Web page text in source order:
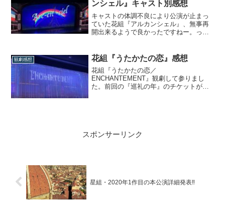
う作品を一言で表すならば、「青春」と
いう表現意外...
ンシェル』キャスト別感想
キャストの体調不良により公演が止まっ
ていた花組『アルカンシェル』、無事再
開出来るようで良かったですねー。って
感想主人公・マルセル役の柚香光。彼女
を見るといつだって「今が一番美しい」
と思ってしまうのですが、今回もまさに
「今が一番美...
観劇感想 花組『うたかたの恋』感想
花組『うたかたの恋／
ENCHANTEMENT』観劇して参りまし
た。前回の『巡礼の年』のチケットが飛
の感想を書いていき...
スポンサーリンク
星組・2020年1作目の本公演詳細発表‼